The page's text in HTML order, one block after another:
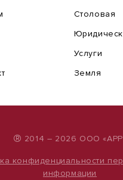
Столовая
Услуги
Земля
® 2014 – 2026 ООО
конфиденциальности
информации